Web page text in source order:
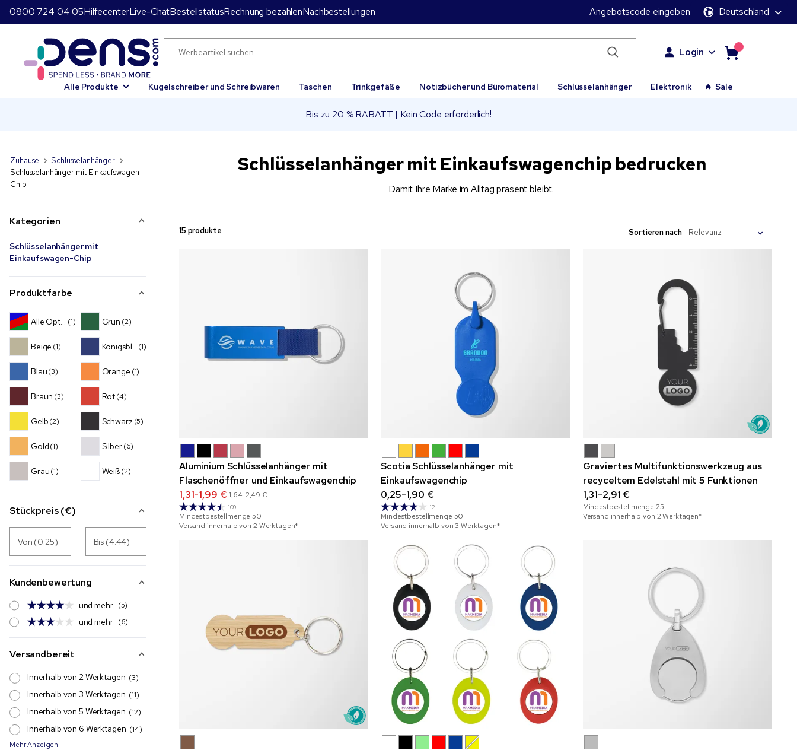
0800 724 04 05HilfecenterLive-ChatBestellstatusRechnung bezahlenNachbestellungen Angebotscode eingeben Deutschland
Login
Alle Produkte Kugelschreiber und Schreibwaren Taschen Trinkgefäße Notizbücher und Büromaterial Schlüsselanhänger Elektronik Sale
Bis zu 20 % RABATT | Kein Code erforderlich!
Zuhause
Schlüsselanhänger
Schlüsselanhänger mit Einkaufswagen-
Chip
Kategorien
Schlüsselanhänger mit
Einkaufswagen-Chip
Produktfarbe
Alle Optionen
(1)
Beige (1)
Blau(3)
Braun (3)
Gelb(2)
Gold(1)
Grau(1)
Grün (2)
Königsblau(1)
Orange (1)
Rot(4)
Schwarz (5)
Silber (6)
Weiß(2)
Stückpreis (€)
Von (0.25) Bis (4.44)
Kundenbewertung
und mehr (5)
und mehr (6)
Versandbereit
Innerhalb von 2 Werktagen (3)
Innerhalb von 3 Werktagen (11)
Innerhalb von 5 Werktagen (12)
Innerhalb von 6 Werktagen (14)
Mehr Anzeigen
Schlüsselanhänger mit Einkaufswagenchip bedrucken
Damit Ihre Marke im Alltag präsent bleibt.
15 produkte Sortieren nach
Aluminium Schlüsselanhänger mit
Flaschenöffner und Einkaufswagenchip
1,31-1,99 € 1,64-2,49 €
109
Mindestbestellmenge50
Versand innerhalb von 2 Werktagen*
Scotia Schlüsselanhänger mit
Einkaufswagenchip
0,25-1,90 €
12
Mindestbestellmenge 50
Versand innerhalb von 3 Werktagen*
Graviertes Multifunktionswerkzeug aus
recyceltem Edelstahl mit 5 Funktionen
1,31-2,91 €
Mindestbestellmenge 25
Versand innerhalb von 2 Werktagen*